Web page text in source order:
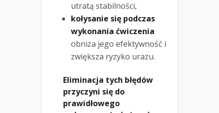
utratą stabilności,
kołysanie się podczas
wykonania ćwiczenia
obniża jego efektywność i
zwiększa ryzyko urazu.
Eliminacja tych błędów
przyczyni się do
prawidłowego